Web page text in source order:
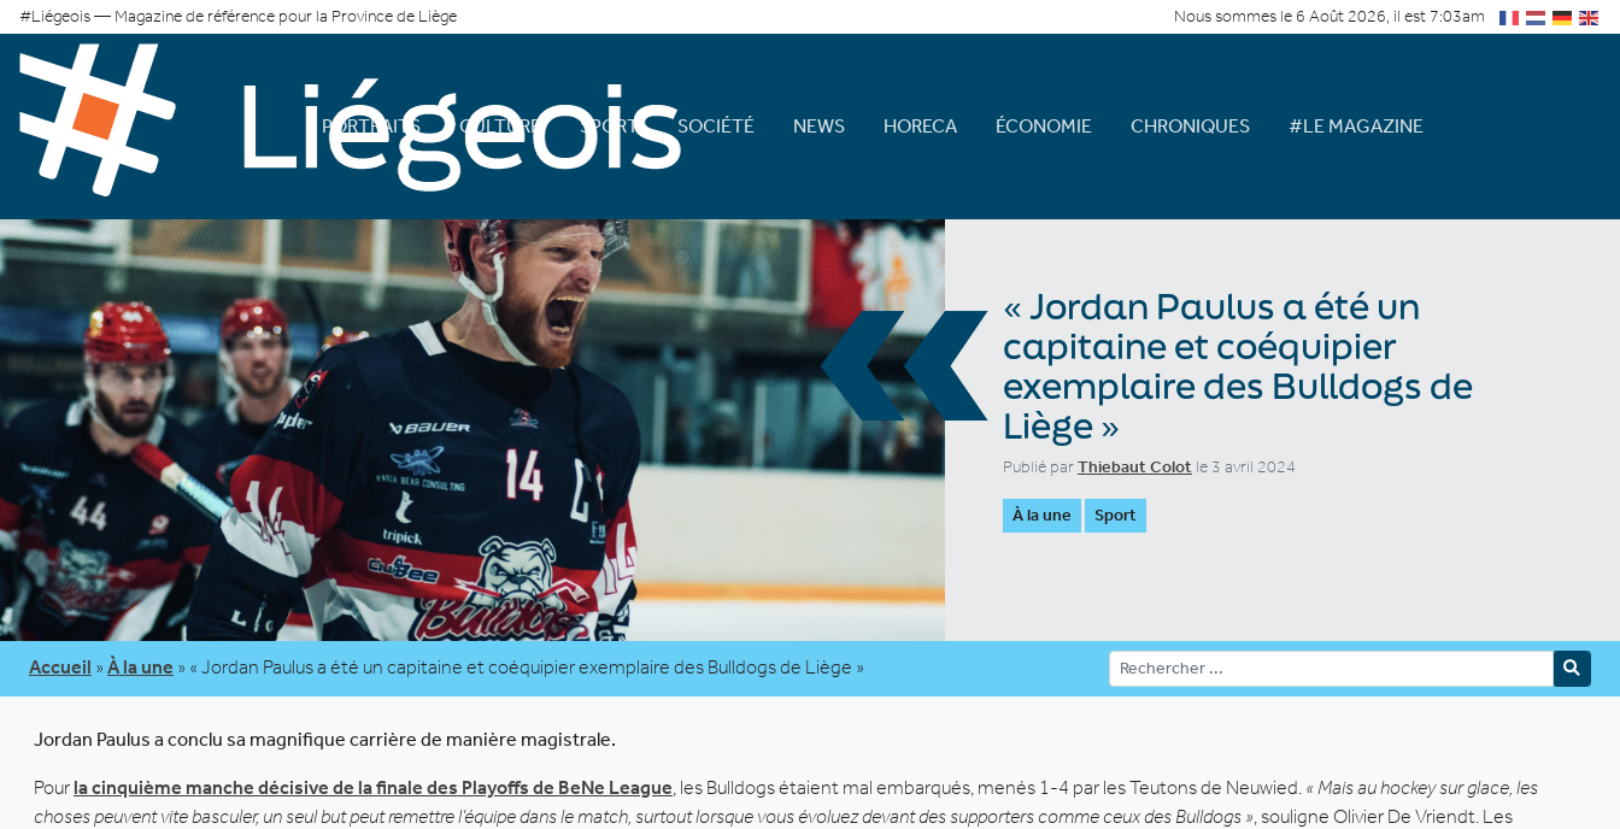
#Liégeois — Magazine de référence pour la Province de Liège Nous sommes le 6 Août 2026, il est 7:03am
PORTRAITS CULTURE SPORT SOCIÉTÉ NEWS HORECA ÉCONOMIE CHRONIQUES #LE MAGAZINE
«« Jordan Paulus a été un
capitaine et coéquipier
exemplaire des Bulldogs de
Liège »
Publié parThiebaut Colot le 3 avril 2024
À la une Sport
Accueil » À la une » « Jordan Paulus a été un capitaine et coéquipier exemplaire des Bulldogs de Liège »
Jordan Paulus a conclu sa magnifique carrière de manière magistrale.
Pour la cinquième manche décisive de la finale des Playoffs de BeNe League, les Bulldogs étaient mal embarqués, menés 1-4 par les Teutons de Neuwied. « Mais au hockey sur glace, les
choses peuvent vite basculer, un seul but peut remettre l’équipe dans le match, surtout lorsque vous évoluez devant des supporters comme ceux des Bulldogs », souligne Olivier De Vriendt. Les